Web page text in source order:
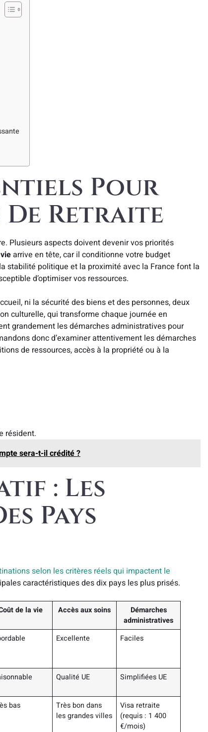
Pour
De Retraite
Plusieurs aspects doivent devenir vos priorités
arrive en tête, car il conditionne votre budget
stabilité politique et la proximité avec la France font la
d’optimiser vos ressources.
ni la sécurité des biens et des personnes, deux
culturelle, qui transforme chaque journée en
grandement les démarches administratives pour
donc d’examiner attentivement les démarches
de ressources, accès à la propriété ou à la
résident.
sera-t-il crédité ?
: Les
Pays
selon les critères réels qui impactent le
caractéristiques des dix pays les plus prisés.
de la vie Accès aux soins
Démarches
administratives
Excellente Faciles
Qualité UE Simplifiées UE
bas
Très bon dans
les grandes villes
Visa retraite
(requis : 1 400
€/mois)